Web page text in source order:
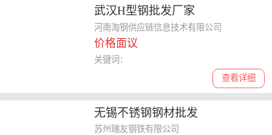
武汉H型钢批发厂家
河南淘钢供应链信息技术有限公司
价格面议
查看详细
关键词：
无锡不锈钢钢材批发
苏州瑞友钢铁有限公司